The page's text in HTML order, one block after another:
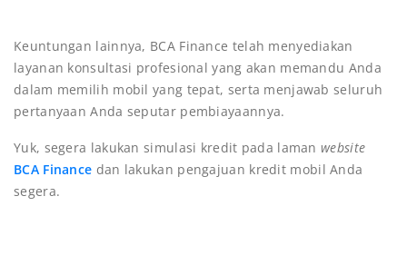
Keuntungan lainnya, BCA Finance telah menyediakan
layanan konsultasi profesional yang akan memandu Anda
dalam memilih mobil yang tepat, serta menjawab seluruh
pertanyaan Anda seputar pembiayaannya.
Yuk, segera lakukan simulasi kredit pada lamanwebsite
BCA Finance dan lakukan pengajuan kredit mobil Anda
segera.